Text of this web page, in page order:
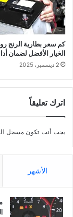
كم سعر بطارية الرنج
الخيار الأفضل لضمان
2 ديسمبر، 2025
اترك تعليقاً
يجب أنت تكون مسجل
الأشهر